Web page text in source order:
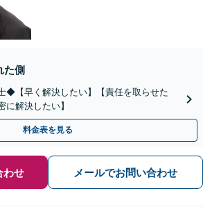
た側
◆【早く解決したい】【責任を取らせた
に解決したい】
料金表を見る
わせ メールでお問い合わせ